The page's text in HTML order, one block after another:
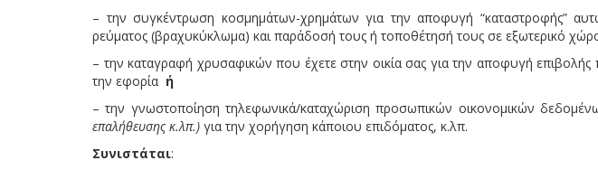
– την συγκέντρωση κοσμημάτων-χρημάτων για την αποφυγή “καταστροφής”
ρεύματος (βραχυκύκλωμα) και παράδοσή τους ή τοποθέτησή τους σε εξωτερικό χώρο
– την καταγραφή χρυσαφικών που έχετε στην οικία σας για την αποφυγή
την εφορία ή
– την γνωστοποίηση τηλεφωνικά/καταχώριση προσωπικών οικονομικών
επαλήθευσης κ.λπ.) για την χορήγηση κάποιου επιδόματος, κ.λπ.
Συνιστάται: